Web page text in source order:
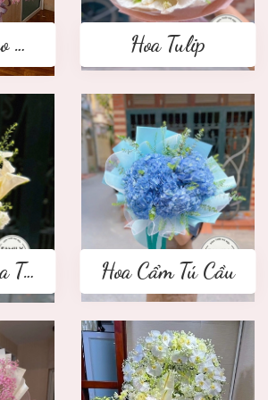
Bình Hoa Cao Cấp Hoa Tulip
Hoa Cưới ,Hoa Tay Cầm Cô Dâu Hoa Cẩm Tú Cầu